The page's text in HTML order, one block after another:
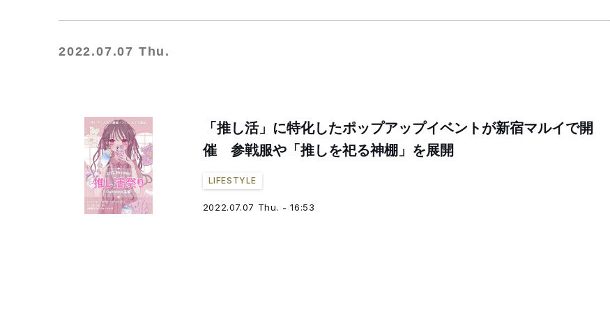
2022.07.07 Thu.
「推し活」に特化したポップアップイベントが新宿マルイで開
催 参戦服や「推しを祀る神棚」を展開
LIFESTYLE
2022.07.07 Thu. - 16:53